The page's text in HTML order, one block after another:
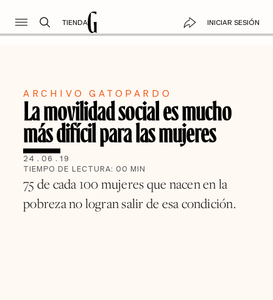
TIENDA INICIAR SESIÓN
ARCHIVO GATOPARDO
La movilidad social es mucho
más difícil para las mujeres
24 . 06 . 19
TIEMPO DE LECTURA: 00 MIN
75 de cada 100 mujeres que nacen en la
pobreza no logran salir de esa condición.